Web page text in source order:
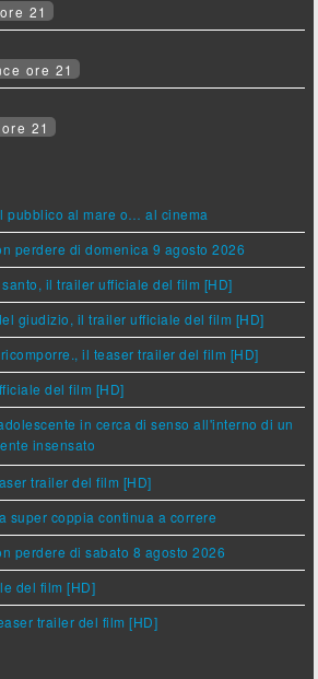
21
ore 21
21
pubblico al mare o… al cinema
perdere di domenica 9 agosto 2026
il trailer ufficiale del film [HD]
giudizio, il trailer ufficiale del film [HD]
il teaser trailer del film [HD]
del film [HD]
in cerca di senso all'interno di un
insensato
trailer del film [HD]
super coppia continua a correre
perdere di sabato 8 agosto 2026
del film [HD]
trailer del film [HD]